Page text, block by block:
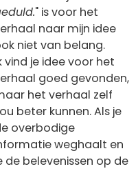
" is voor het
naar mijn idee
niet van belang.
vind je idee voor het
goed gevonden,
het verhaal zelf
beter kunnen. Als je
overbodige
weghaalt en
de belevenissen op de